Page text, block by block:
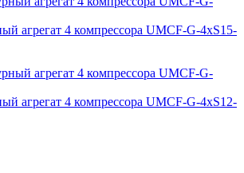
агрегат 4 компрессора UMCF-G-4xS15-
агрегат 4 компрессора UMCF-G-4xS12-